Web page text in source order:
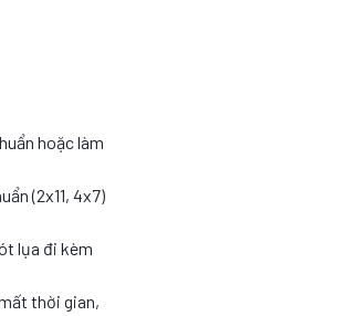
hoặc làm
(2x11, 4x7)
lụa đi kèm
thời gian,